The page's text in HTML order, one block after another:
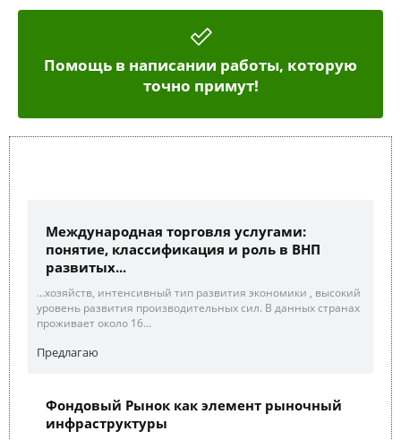
Помощь в написании работы, которую
точно примут!
Международная торговля услугами:
понятие, классификация и роль в ВНП
развитых...
...хозяйств, интенсивный тип развития экономики , высокий
уровень развития производительных сил. В данных странах
проживает около 16...
Предлагаю
Фондовый Рынок как элемент рыночный
инфраструктуры